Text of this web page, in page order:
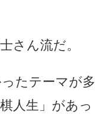
さん流だ。
たテーマが多
人生」があっ